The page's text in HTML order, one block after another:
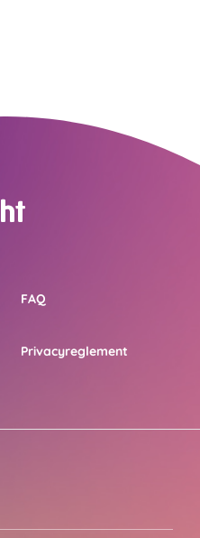
FAQ
Privacyreglement